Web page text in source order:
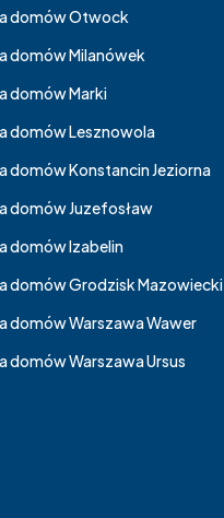
domów Otwock
domów Milanówek
domów Marki
domów Lesznowola
domów Konstancin Jeziorna
domów Juzefosław
domów Izabelin
domów Grodzisk Mazowiecki
domów Warszawa Wawer
domów Warszawa Ursus